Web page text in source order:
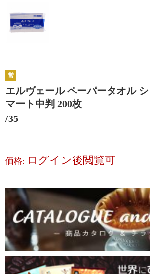
常
エルヴェール ペーパータオル
マート中判 200枚
/35
価格: ログイン後閲覧可